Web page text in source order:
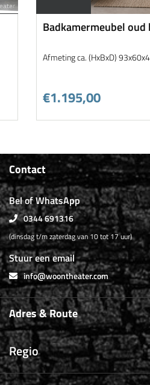
Badkamermeubel oud
Afmeting ca. (HxBxD)
€1.195,00
Contact
Bel of WhatsApp
0344 691316
(dinsdag t/m zaterdag van 10 tot 17 uur)
Stuur een email
info@woontheater.com
Adres & Route
Regio